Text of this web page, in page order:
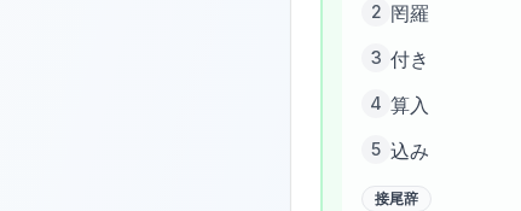
2 罔羅
3 付き
4 算入
5 込み
接尾辞